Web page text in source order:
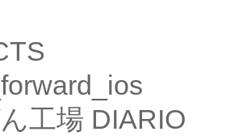
工場 DIARIO